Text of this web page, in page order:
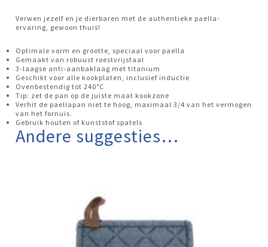
Verwen jezelf en je dierbaren met de authentieke paella-
ervaring, gewoon thuis!
Optimale vorm en grootte, speciaal voor paella
Gemaakt van robuust roestvrijstaal
3-laagse anti-aanbaklaag met titanium
Geschikt voor alle kookplaten, inclusief inductie
Ovenbestendig tot 240°C
Tip: zet de pan op de juiste maat kookzone
Verhit de paellapan niet te hoog, maximaal 3/4 van het vermogen
van het fornuis.
Gebruik houten of kunststof spatels
Andere suggesties…